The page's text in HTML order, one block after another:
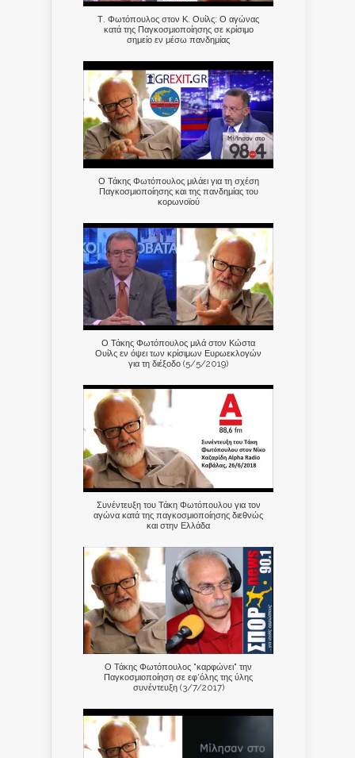
Τ. Φωτόπουλος στον Κ. Ουίλς: Ο αγώνας
κατά της Παγκοσμιοποίησης σε κρίσιμο
σημείο εν μέσω πανδημίας
Ο Τάκης Φωτόπουλος μιλάει για τη σχέση
Παγκοσμιοποίησης και της πανδημίας του
κορωνοϊού
Ο Τάκης Φωτόπουλος μιλά στον Κώστα
Ουίλς εν όψει των κρίσιμων Ευρωεκλογών
για τη διέξοδο (5/5/2019)
Συνέντευξη του Τάκη Φωτόπουλου για τον
αγώνα κατά της παγκοσμιοποίησης διεθνώς
και στην Ελλάδα
Ο Τάκης Φωτόπουλος "καρφώνει" την
Παγκοσμιοποίηση σε εφ'όλης της ύλης
συνέντευξη (3/7/2017)